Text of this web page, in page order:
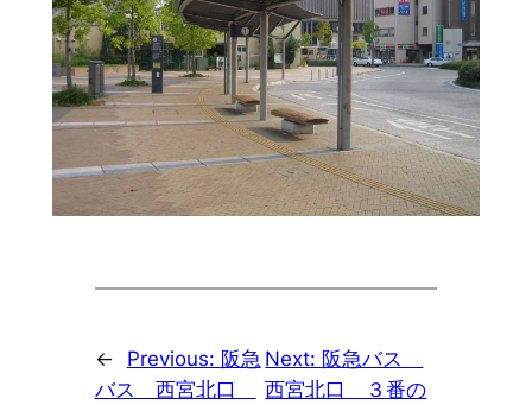
← Previous: 阪急
バス 西宮北口
Next: 阪急バス
西宮北口 ３番の